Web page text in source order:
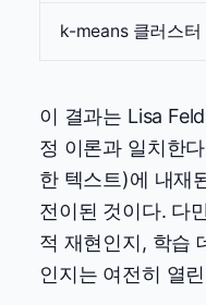
k-means 클러스터
이 결과는 Lisa
정 이론과 일치한
한 텍스트)에 내재
전이된 것이다. 다
적 재현인지, 학습
인지는 여전히 열